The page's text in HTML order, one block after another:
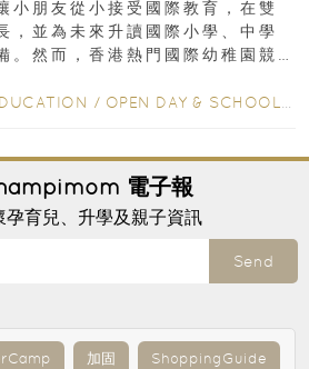
小朋友從小接受國際教育，在雙
，並為未來升讀國際小學、中學
。然而，香港熱門國際幼稚園競
/ OPEN DAY & SCHOOL EVENTS
電子報
孕育兒、升學及親子資訊
Send
加固 ShoppingGuide